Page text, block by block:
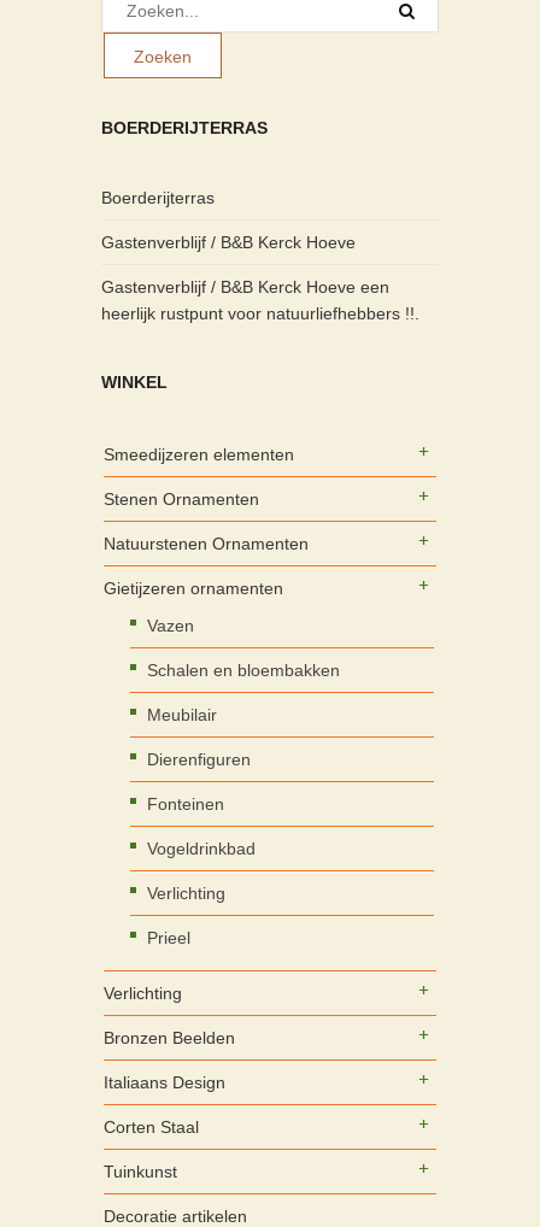
BOERDERIJTERRAS
Boerderijterras
Gastenverblijf / B&B Kerck Hoeve
Gastenverblijf / B&B Kerck Hoeve een
heerlijk rustpunt voor natuurliefhebbers !!.
WINKEL
Smeedijzeren elementen
Stenen Ornamenten
Natuurstenen Ornamenten
Gietijzeren ornamenten
Vazen
Schalen en bloembakken
Meubilair
Dierenfiguren
Fonteinen
Vogeldrinkbad
Verlichting
Prieel
Verlichting
Bronzen Beelden
Italiaans Design
Corten Staal
Tuinkunst
Decoratie artikelen